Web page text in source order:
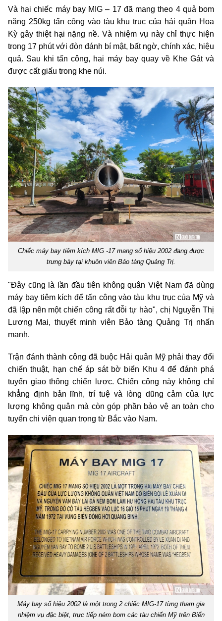
Và hai chiếc máy bay MIG – 17 đã mang theo 4 quả bom
nặng 250kg tấn công vào tàu khu trục của hải quân Hoa
Kỳ gây thiệt hại nặng nề. Và nhiệm vụ này chỉ thực hiện
trong 17 phút với đòn đánh bí mật, bất ngờ, chính xác, hiệu
quả. Sau khi tấn công, hai máy bay quay về Khe Gát và
được cất giấu trong khe núi.
Chiếc máy bay tiêm kích MIG -17 mang số hiệu 2002 đang được
trưng bày tại khuôn viên Bảo tàng Quảng Trị.
"Đây cũng là lần đầu tiên không quân Việt Nam đã dùng
máy bay tiêm kích để tấn công vào tàu khu trục của Mỹ và
đã lập nên một chiến công rất đỗi tự hào", chị Nguyễn Thị
Lương Mai, thuyết minh viên Bảo tàng Quảng Trị nhấn
mạnh.
Trận đánh thành công đã buộc Hải quân Mỹ phải thay đổi
chiến thuật, hạn chế áp sát bờ biển Khu 4 để đánh phá
tuyến giao thông chiến lược. Chiến công này không chỉ
khẳng định bản lĩnh, trí tuệ và lòng dũng cảm của lực
lượng không quân mà còn góp phần bảo vệ an toàn cho
tuyến chi viện quan trọng từ Bắc vào Nam.
Máy bay số hiệu 2002 là một trong 2 chiếc MIG-17 từng tham gia
nhiệm vụ đặc biệt, trực tiếp ném bom các tàu chiến Mỹ trên Biển